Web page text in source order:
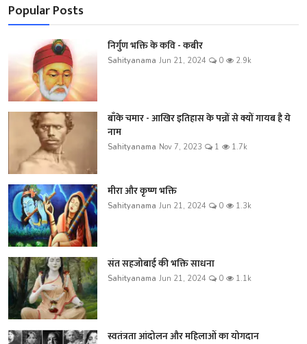
Popular Posts
निर्गुण भक्ति के कवि - कबीर
Sahityanama Jun 21, 2024 0 2.9k
बाँके चमार - आखिर इतिहास के पन्नों से क्यों गायब है ये
नाम
Sahityanama Nov 7, 2023 1 1.7k
मीरा और कृष्ण भक्ति
Sahityanama Jun 21, 2024 0 1.3k
संत सहजोबाई की भक्ति साधना
Sahityanama Jun 21, 2024 0 1.1k
स्वतंत्रता आंदोलन और महिलाओं का योगदान